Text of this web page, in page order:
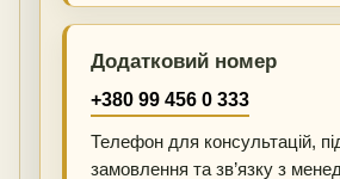
Додатковий номер
+380 99 456 0 333
Телефон для консультацій,
замовлення та зв’язку з